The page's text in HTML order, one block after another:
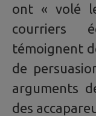
ont « volé
courriers
témoignent
de
arguments
des